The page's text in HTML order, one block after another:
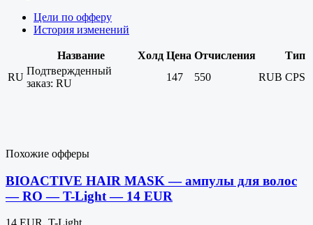
Цели по офферу
История изменений
Название Холд Цена Отчисления
Тип
RU
Подтвержденный
заказ: RU
147 550 RUB CPS
Похожие офферы
BIOACTIVE HAIR MASK — ампулы для волос
— RO — T-Light — 14 EUR